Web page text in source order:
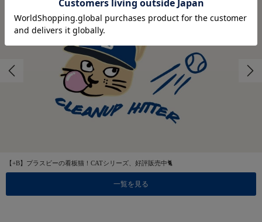
【+B】プラスビーの看板猫！CATシリーズ、好評販売中🐈
一覧を見る